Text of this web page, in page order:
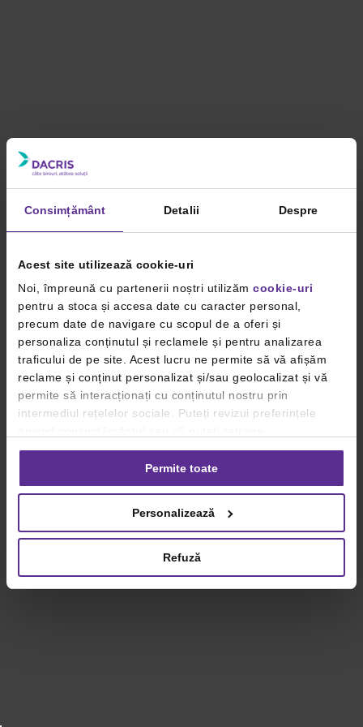
Consimțământ Detalii Despre
Acest site utilizează cookie-uri
Noi, împreună cu partenerii noștri utilizăm cookie-uri
pentru a stoca și accesa date cu caracter personal,
precum date de navigare cu scopul de a oferi și
personaliza conținutul și reclamele și pentru analizarea
traficului de pe site. Acest lucru ne permite să vă afișăm
reclame și conținut personalizat și/sau geolocalizat și vă
permite să interacționați cu conținutul nostru prin
intermediul rețelelor sociale. Puteți revizui preferințele
consimțământul oricând, făcând click pe linkul către
setările dvs. de cookie-uri.
privind utilizarea modulelor cookie.Detalii
Permite toate
Personalizează
Refuză